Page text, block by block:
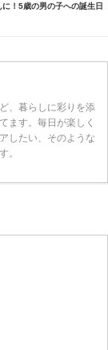
！5歳の男の子への誕生日
、暮らしに彩りを添
ます。毎日が楽しく
したい、そのような
。